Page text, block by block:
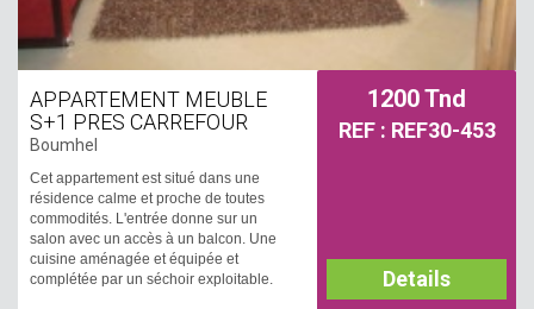
APPARTEMENT MEUBLE
S+1 PRES CARREFOUR
Boumhel
Cet appartement est situé dans une
résidence calme et proche de toutes
commodités. L'entrée donne sur un
salon avec un accès à un balcon. Une
cuisine aménagée et équipée et
complétée par un séchoir exploitable.
1200 Tnd
REF : REF30-453
Details